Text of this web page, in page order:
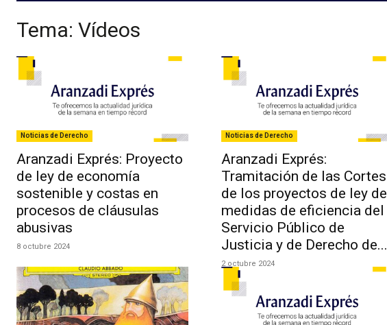
Tema: Vídeos
Noticias de Derecho
Aranzadi Exprés: Proyecto
de ley de economía
sostenible y costas en
procesos de cláusulas
abusivas
8 octubre 2024
Noticias de Derecho
Aranzadi Exprés:
Tramitación de las Cortes
de los proyectos de ley de
medidas de eficiencia del
Servicio Público de
Justicia y de Derecho de...
2 octubre 2024